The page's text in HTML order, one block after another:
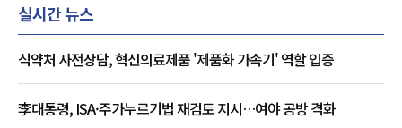
실시간 뉴스
식약처 사전상담, 혁신의료제품 '제품화 가속기' 역할 입증
李대통령, ISA·주가누르기법 재검토 지시…여야 공방 격화